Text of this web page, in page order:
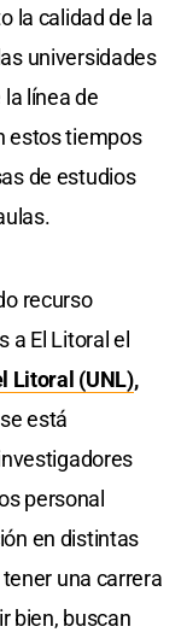
la calidad de la
universidades
línea de
estos tiempos
de estudios
recurso
a El Litoral el
Litoral (UNL),
está
personal
en distintas
una carrera
bien, buscan